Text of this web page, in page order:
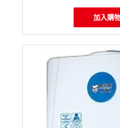
加入購